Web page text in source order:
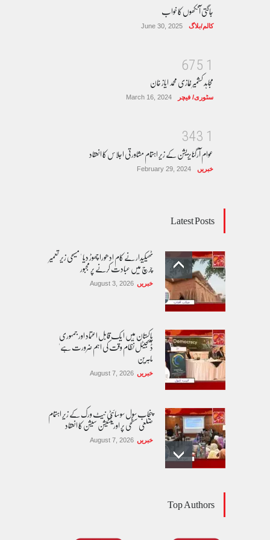
جاگتی آنکھوں کا خواب
کالم/بلاگ June 30, 2025
1
5
7
6
مجاہد کشمیر غازی محمد ایاز خان
سٹوری/ فیچر March 16, 2024
1
3
4
3
عوام آرگنایزیشن کے زیر اہتمام مشاورتی اجلاس کا انعقاد
خبریں February 29, 2024
Latest Posts
ٹھیکیدار نے کام ادھورا چھوڑ دیا ' مسیحی زیر تعمیر
چرچ میں عبادت کرنے پر مجبور
خبریں August 3, 2026
پاکستان مِیں ا یک قابل اعتماد اور جمہوری
ڈیجیٹل نظام وقت کی اہم ضرورت ہے'
ماہرین
خبریں August 7, 2026
پنجاب سول سوسائٹی نیٹ ورک کے زیرِ اہتمام
ضلعی سطحی پر اورینٹیشن سیشن کا انعقاد
خبریں August 7, 2026
Top Authors